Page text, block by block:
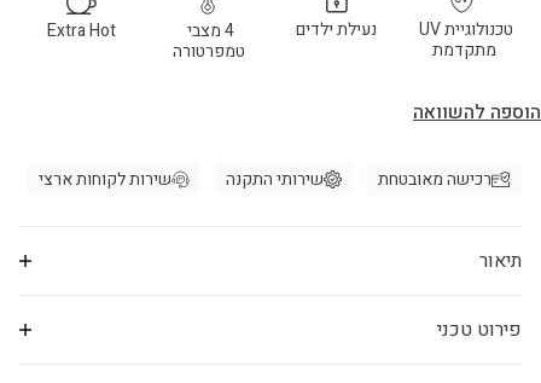
מתקדמת
נעילת ילדים
4 מצבי
טמפרטורה
Extra Hot
הוספה להשוואה
רכישה מאובטחת שירותי התקנה שירות לקוחות ארצי
תיאור
פירוט טכני